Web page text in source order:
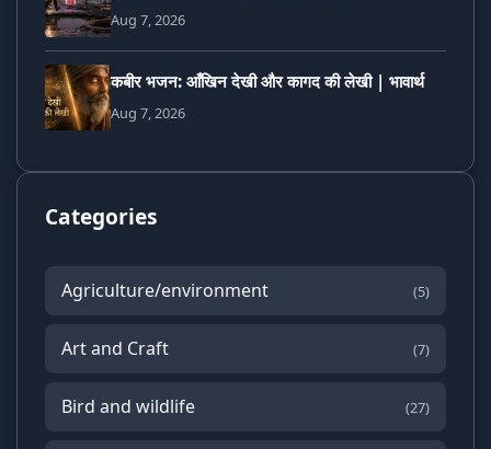
Aug 7, 2026
कबीर भजन: आँखिन देखी और कागद की लेखी | भावार्थ
Aug 7, 2026
Categories
Agriculture/environment (5)
Art and Craft (7)
Bird and wildlife (27)